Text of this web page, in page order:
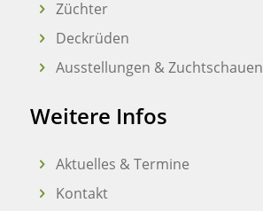
Züchter
Deckrüden
Ausstellungen & Zuchtschauen
Weitere Infos
Aktuelles & Termine
Kontakt